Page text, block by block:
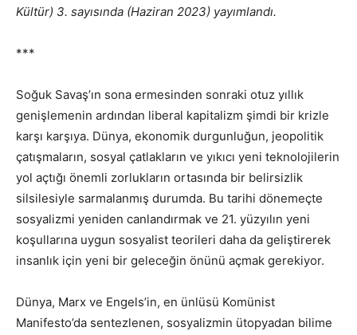
Kültür) 3. sayısında (Haziran 2023) yayımlandı.
***
Soğuk Savaş’ın sona ermesinden sonraki otuz yıllık
genişlemenin ardından liberal kapitalizm şimdi bir krizle
karşı karşıya. Dünya, ekonomik durgunluğun, jeopolitik
çatışmaların, sosyal çatlakların ve yıkıcı yeni teknolojilerin
yol açtığı önemli zorlukların ortasında bir belirsizlik
silsilesiyle sarmalanmış durumda. Bu tarihi dönemeçte
sosyalizmi yeniden canlandırmak ve 21. yüzyılın yeni
koşullarına uygun sosyalist teorileri daha da geliştirerek
insanlık için yeni bir geleceğin önünü açmak gerekiyor.
Dünya, Marx ve Engels’in, en ünlüsü Komünist
Manifesto’da sentezlenen, sosyalizmin ütopyadan bilime